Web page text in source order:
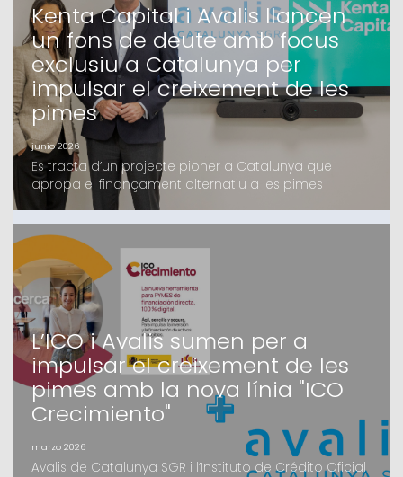
Kenta Capital i Avalis llancen
un fons de deute amb focus
exclusiu a Catalunya per
impulsar el creixement de les
pimes
junio 2026
Es tracta d’un projecte pioner a Catalunya que
apropa el finançament alternatiu a les pimes
catalanes, en el qual Avalis i Kenta Capital fa mesos
que treballen i que compta amb el suport d’un grup
d’inversors, tant family offices com institucionals,
majoritàriament catalansEl fons, que oferirà
finançament de fins a 4 milions d’euros en
condicions c
L’ICO i Avalis sumen per a
impulsar el creixement de les
pimes amb la nova línia "ICO
Crecimiento"
marzo 2026
Avalis de Catalunya SGR i l’Instituto de Crédito Oficial